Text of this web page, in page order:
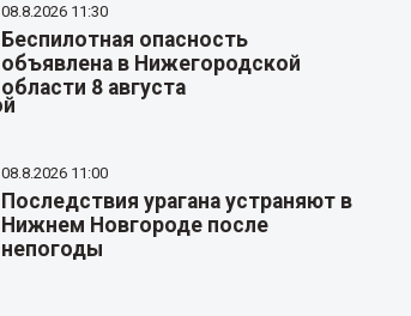
08.8.2026 11:30
Беспилотная опасность
объявлена в Нижегородской
области 8 августа
08.8.2026 11:00
Последствия урагана устраняют в
Нижнем Новгороде после
непогоды